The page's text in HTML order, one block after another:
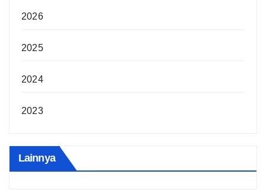
2026
2025
2024
2023
Lainnya